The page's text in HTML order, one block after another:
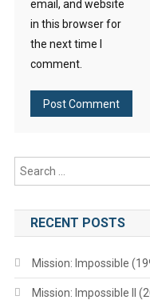
email, and website
in this browser for
the next time I
comment.
RECENT POSTS
Mission: Impossible
Mission: Impossible II